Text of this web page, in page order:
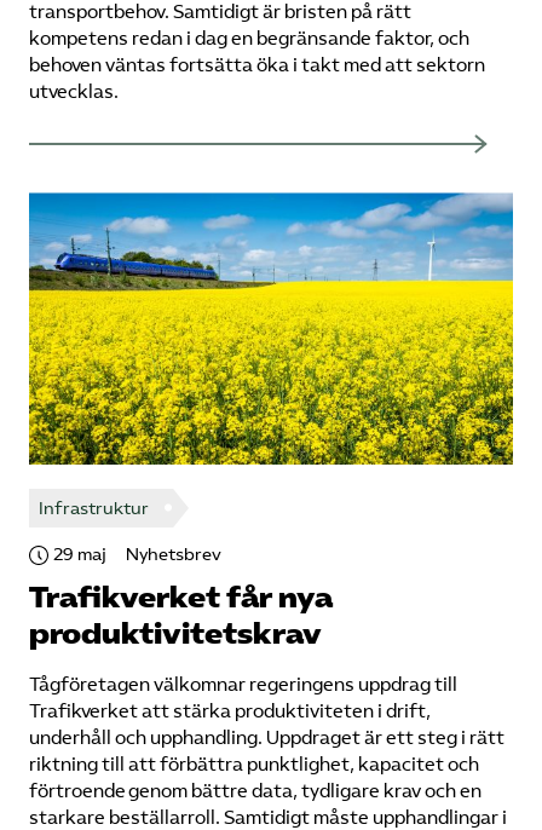
transportbehov. Samtidigt är bristen på rätt
kompetens redan i dag en begränsande faktor, och
behoven väntas fortsätta öka i takt med att sektorn
utvecklas.
Infrastruktur
29 maj Nyhetsbrev
Trafikverket får nya
produktivitetskrav
Tågföretagen välkomnar ​regeringens uppdrag till
Trafikverket ​att stärka produktiviteten i drift,
underhåll och upphandling. Uppdraget är ett steg i rätt
riktning till att förbättra punktlighet, kapacitet och
förtroende genom bättre data, tydligare krav och en
starkare beställarroll. Samtidigt måste upphandlingar i